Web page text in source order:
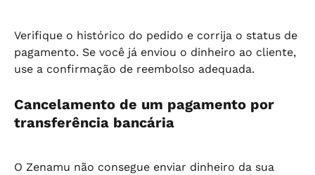
Verifique o histórico do pedido e corrija o status de
pagamento. Se você já enviou o dinheiro ao cliente,
use a confirmação de reembolso adequada.
Cancelamento de um pagamento por
transferência bancária
O Zenamu não consegue enviar dinheiro da sua